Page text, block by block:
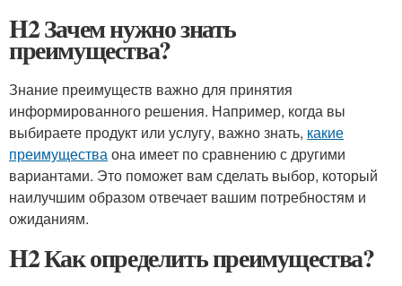
H2 Зачем нужно знать
преимущества?
Знание преимуществ важно для принятия
информированного решения. Например, когда вы
выбираете продукт или услугу, важно знать, какие
преимуществаона имеет по сравнению с другими
вариантами. Это поможет вам сделать выбор, который
наилучшим образом отвечает вашим потребностям и
ожиданиям.
H2 Как определить преимущества?